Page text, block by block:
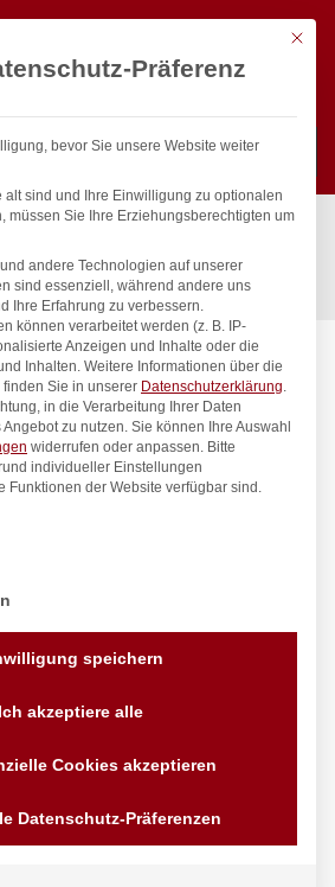
Suchen
& Gastro Geräte für Profis
4″ Ø 27 mm 1″ ÜM
Mit
Präferenz
bevor Sie unsere Website weiter
alt sind und Ihre Einwilligung zu optionalen
müssen Sie Ihre Erziehungsberechtigten um
andere Technologien auf unserer
sind essenziell, während andere uns
Ihre Erfahrung zu verbessern.
können verarbeitet werden (z. B. IP-
Anzeigen und Inhalte oder die
Inhalten. Weitere Informationen über die
Sie in unserer Datenschutzerklärung.
in die Verarbeitung Ihrer Daten
zu nutzen. Sie können Ihre Auswahl
widerrufen oder anpassen. Bitte
individueller Einstellungen
Funktionen der Website verfügbar sind.
Service-Gruppen, für die eine
speichern
Ich akzeptiere alle
Cookies akzeptieren
Datenschutz-Präferenzen